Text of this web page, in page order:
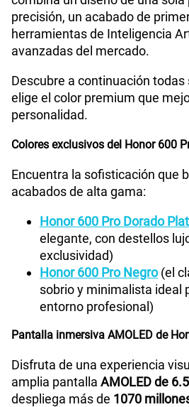
precisión, un acabado de
herramientas de Inteligencia
avanzadas del mercado.
Descubre a continuación
elige el color premium que
personalidad.
Colores exclusivos del Honor 600
Encuentra la sofisticación que
acabados de alta gama:
Honor 600 Pro Dorado
elegante, con destellos
exclusividad)
Honor 600 Pro Negro(el
sobrio y minimalista ideal
entorno profesional)
Pantalla inmersiva AMOLED de
Disfruta de una experiencia
amplia pantalla AMOLED de
despliega más de 1070